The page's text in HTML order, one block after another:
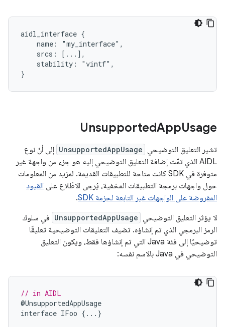
aidl_interface {
    name: "my_interface",
    srcs: [...],
    stability: "vintf",
UnsupportedAppUsage
تشير التعليق التوضيحي UnsupportedAppUsage إلى أنّ نوع
AIDL الذي تمّت إضافة التعليق التوضيحي إليه هو جزء من واجهة غير
متوفرة في SDK كانت متاحة للتطبيقات القديمة. لمزيد من المعلومات
حول واجهات برمجة التطبيقات المخفية، يُرجى الاطّلاع على القيود
المفروضة على الواجهات غير التابعة لحزمة SDK
.
لا يؤثر التعليق التوضيحي UnsupportedAppUsage في سلوك
الرمز البرمجي الذي تم إنشاؤه. تضيف التعليقات التوضيحية تعليقًا
توضيحيًا إلى فئة Java التي تم إنشاؤها فقط، ويكون التعليق
التوضيحي في Java بالاسم نفسه:
// in AIDL
@UnsupportedAppUsage
interface IFoo {...}